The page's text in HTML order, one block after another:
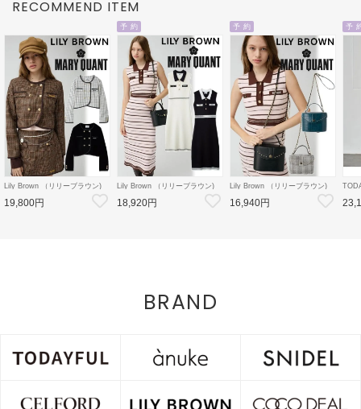
RECOMMEND ITEM
Lily Brown （リリーブラウン)
【LB×MARY QUANT】ダブル
ボタンジャケット 26秋冬
【LWFJ264100】ジャケット
19,800円
予 約
Lily Brown （リリーブラウン)
【LB×MARY QUANT】ポロニ
ットワンピース 26秋冬予約
【LWNO264110】フレアワンピ
18,920円
予 約
Lily Brown （リリーブラウン)
【LB×MARY QUANT】スタッ
ズバニティバッグ 26秋冬予約
【LWGB264343】ハンド・ショ
16,940円
予
26秋
BRAND